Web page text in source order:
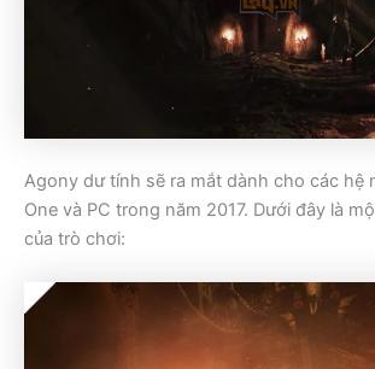
Agony dư tính sẽ ra mắt dành cho các hệ
One và PC trong năm 2017. Dưới đây là
của trò chơi: